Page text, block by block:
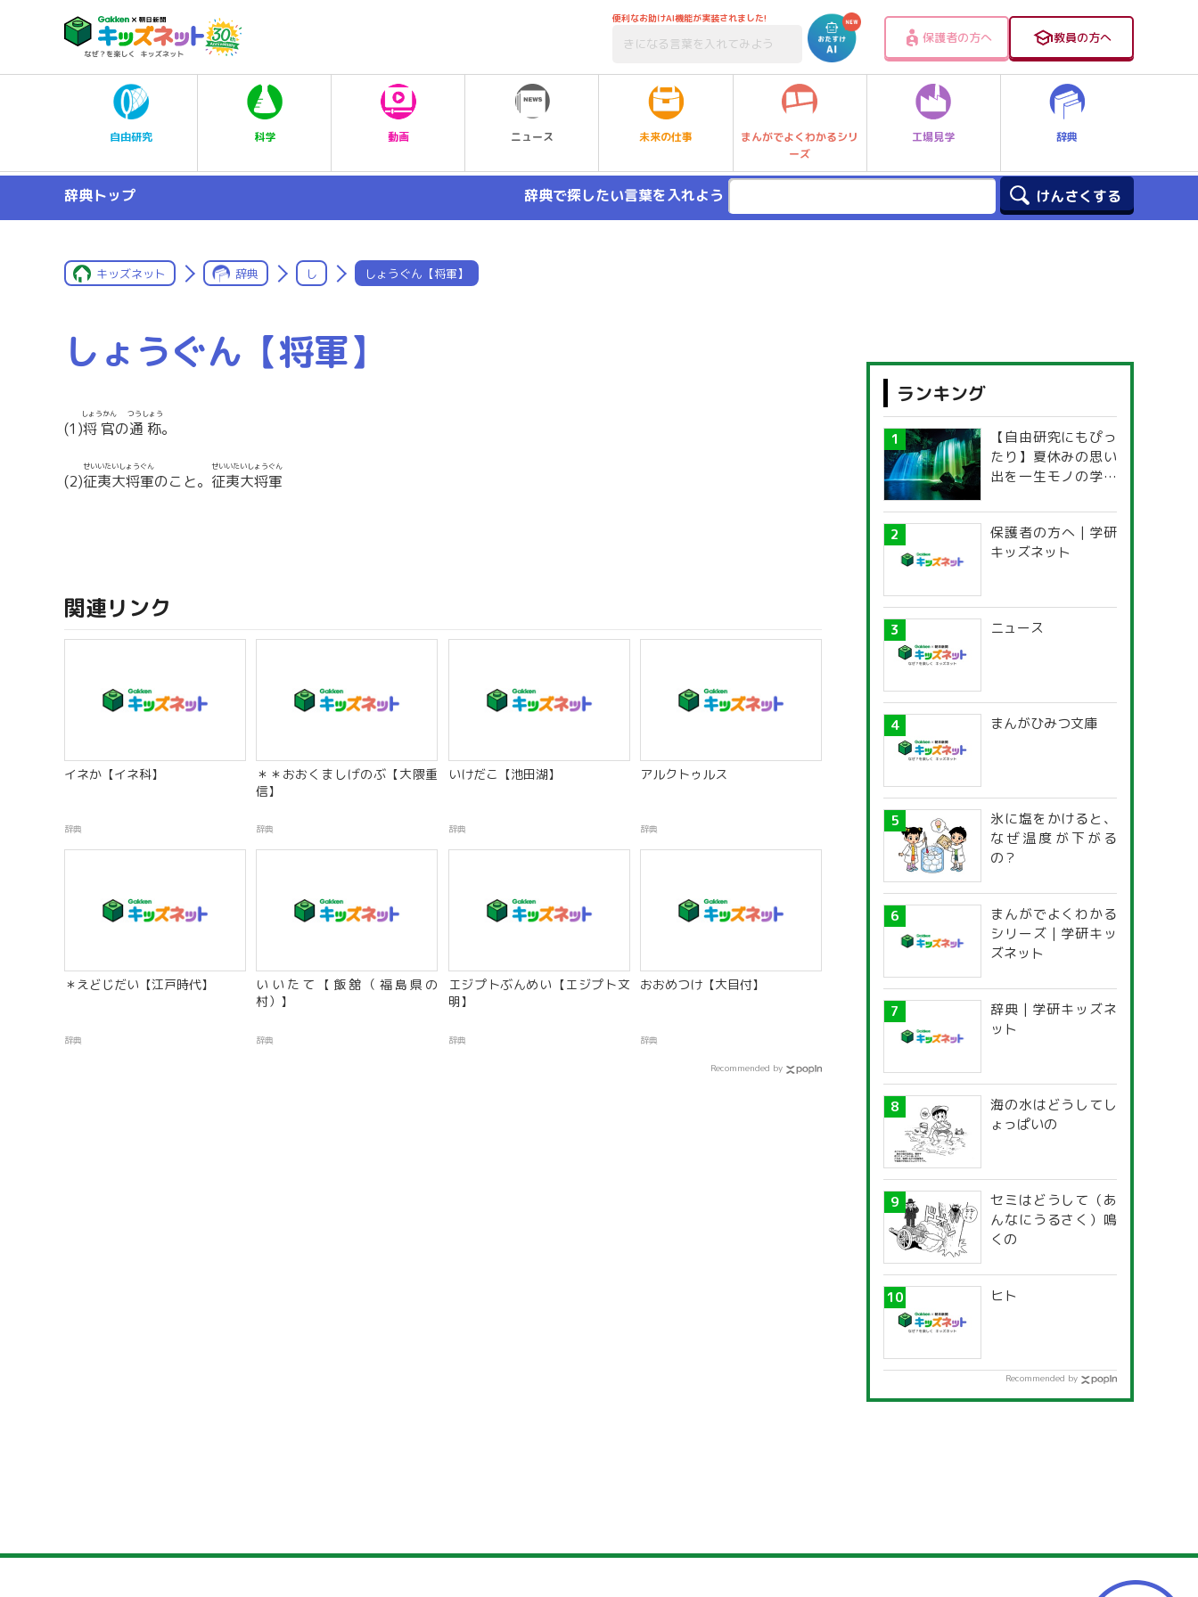
便利なお助けAI機能が実装されました!
保護者の方へ 教員の方へ
自由研究 科学 動画 ニュース 未来の仕事
まんがでよくわかるシリ
ーズ
工場見学 辞典
辞典トップ 辞典で探したい言葉を入れよう
キッズネット 辞典 し しょうぐん【将軍】
しょうぐん【将軍】
(1)将官
しょうかん
の通称
つうしょう
。
(2)征夷大将軍
せいいたいしょうぐん
のこと。 征夷大将軍
せいいたいしょうぐん
関連リンク
イネか【イネ科】
辞典
＊＊おおくましげのぶ【大隈重
信】
辞典
いけだこ【池田湖】
辞典
アルクトゥルス
辞典
＊えどじだい【江戸時代】
辞典
いいたて【飯舘（福島県の
村）】
辞典
エジプトぶんめい【エジプト文
明】
辞典
おおめつけ【大目付】
辞典
Recommended by
ランキング
【自由研究にもぴっ
たり】夏休みの思い
出を一生モノの学び
探究ガイド
保護者の方へ | 学研
キッズネット
ニュース
まんがひみつ文庫
氷に塩をかけると、
なぜ温度が下がる
の？
まんがでよくわかる
シリーズ | 学研キッ
ズネット
辞典 | 学研キッズネ
ット
海の水はどうしてし
ょっぱいの
セミはどうして（あ
んなにうるさく）鳴
くの
ヒト
Recommended by